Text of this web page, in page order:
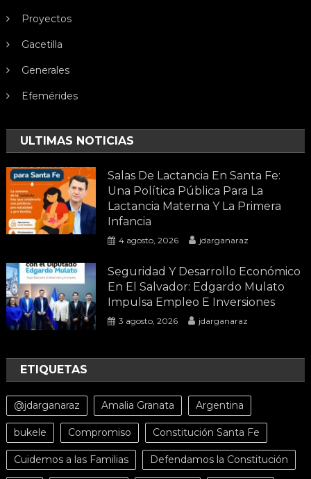
Proyectos
Gacetilla
Generales
Efemérides
ULTIMAS NOTICIAS
Salas De Lactancia En Santa Fe:
Una Política Pública Para La
Lactancia Materna Y La Primera
Infancia
4 agosto, 2026 jdarganaraz
Seguridad Y Desarrollo Económico
En El Salvador: Edgardo Mulato
Impulsa Empleo E Inversiones
3 agosto, 2026 jdarganaraz
ETIQUETAS
@jdarganaraz Amalia Granata Argentina
bukele Compromiso Constitución Santa Fe
Cuidemos a las Familias Defendamos la Constitución